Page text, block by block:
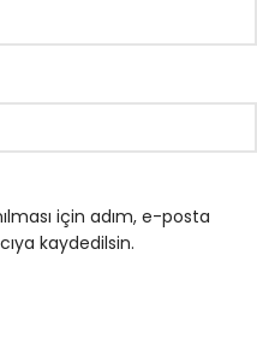
için adım, e-posta
kaydedilsin.